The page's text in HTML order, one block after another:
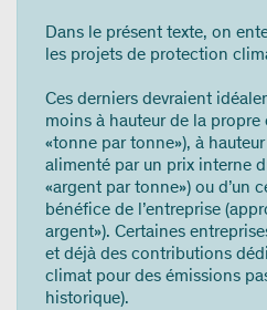
Dans le présent texte, on
les projets de protection
Ces derniers devraient
moins à hauteur de la
«tonne par tonne»), à
alimenté par un prix interne
«argent par tonne») ou d’un
bénéfice de l’entreprise
argent»). Certaines
et déjà des contributions
climat pour des émissions
historique).